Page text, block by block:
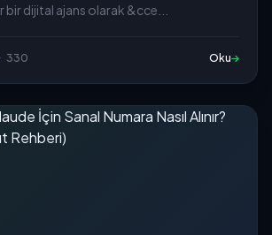
bir dijital ajans olarak &cce...
330 Oku